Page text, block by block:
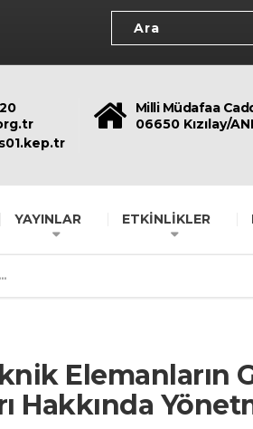
Milli Müdafaa
06650 Kızılay/
YAYINLAR ETKİNLİKLER
Elemanların
Hakkında